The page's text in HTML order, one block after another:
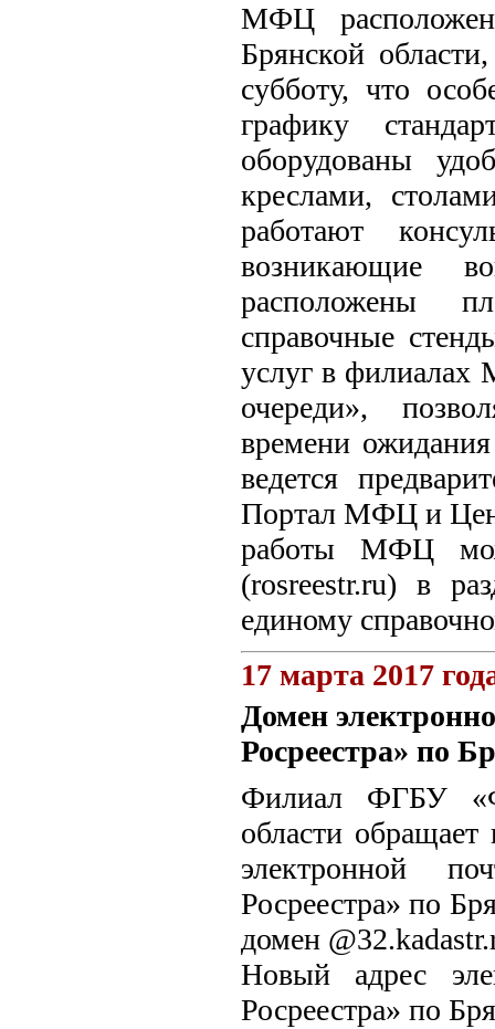
МФЦ
Брянской
субботу, что
графику
оборудованы
креслами,
работают
возникающие
расположены
справочные
услуг в филиалах
очереди»,
времени
ведется
Портал МФЦ и
работы МФЦ
(rosreestr.ru) в
единому
17 марта 2017
Домен
Росреестра» по
Филиал ФГБУ
области
электронной
Росреестра» по
домен
Новый адрес
Росреестра» по